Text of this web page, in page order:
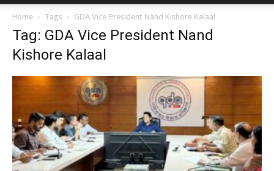
Home Tags GDA Vice President Nand Kishore Kalaal
Tag: GDA Vice President Nand
Kishore Kalaal